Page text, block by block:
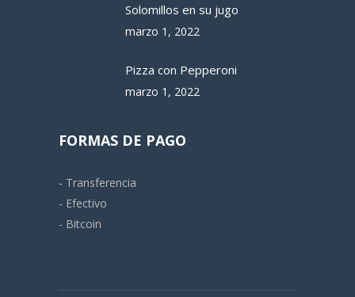
Solomillos en su jugo
marzo 1, 2022
Pizza con Pepperoni
marzo 1, 2022
FORMAS DE PAGO
- Transferencia
- Efectivo
- Bitcoin